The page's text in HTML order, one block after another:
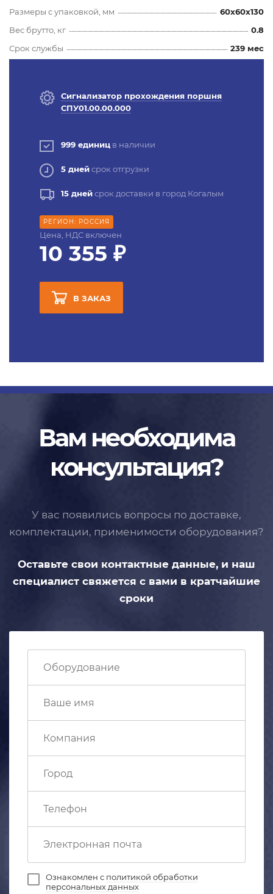
Размеры с упаковкой, мм
60x60x130
Вес брутто, кг
0.8
Срок службы
239 мес
Сигнализатор прохождения поршня
СПУ01.00.00.000
999 единиц в наличии
5 днейсрок отгрузки
15 днейсрок доставки в город Когалым
РЕГИОН: РОССИЯ
Цена, НДС включен
10 355 ₽
В ЗАКАЗ
Вам необходима
консультация?
У вас появились вопросы по доставке,
комплектации, применимости оборудования?
Оставьте свои контактные данные, и наш
специалист свяжется с вами в кратчайшие
сроки
Ознакомлен с политикой обработки
персональных данных